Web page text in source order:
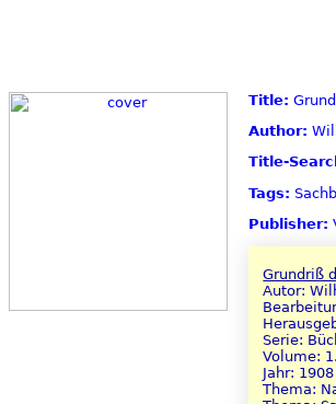
Title:
Author:
Title-
Tags:
Publisher:
Grundriß
Autor:
Serie:
Volume:
Jahr: 1908
Thema: